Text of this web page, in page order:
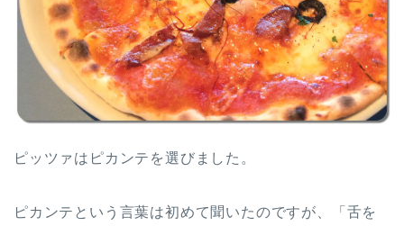
ピッツァはピカンテを選びました。
ピカンテという言葉は初めて聞いたのですが、「舌を